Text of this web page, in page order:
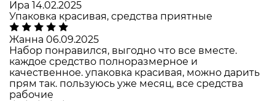
Ира 14.02.2025
Упаковка красивая, средства приятные
Жанна 06.09.2025
Набор понравился, выгодно что все вместе.
каждое средство полноразмерное и
качественное. упаковка красивая, можно дарить
прям так. пользуюсь уже месяц, все средства
рабочие